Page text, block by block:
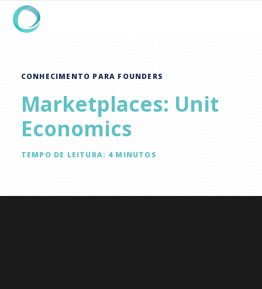
CONHECIMENTO PARA FOUNDERS
Marketplaces: Unit
Economics
TEMPO DE LEITURA: 4 MINUTOS